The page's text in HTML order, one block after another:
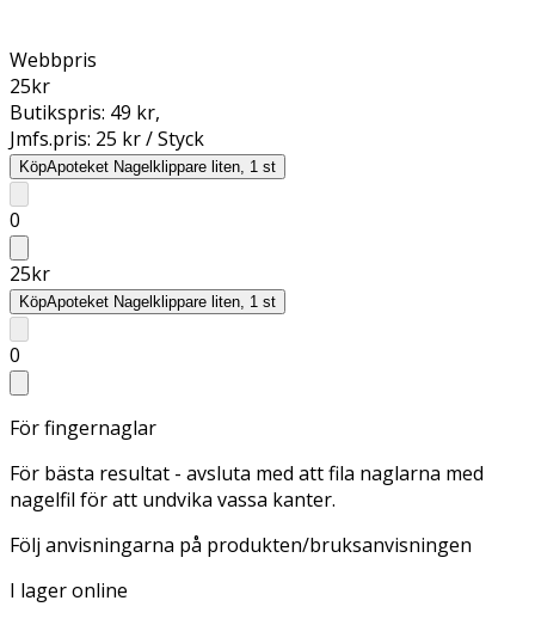
Webbpris
25kr
Butikspris: 49 kr,
Jmfs.pris: 25 kr / Styck
KöpApoteket Nagelklippare liten, 1 st
0
25kr
KöpApoteket Nagelklippare liten, 1 st
0
För fingernaglar
För bästa resultat - avsluta med att fila naglarna med
nagelfil för att undvika vassa kanter.
Följ anvisningarna på produkten/bruksanvisningen
I lager online